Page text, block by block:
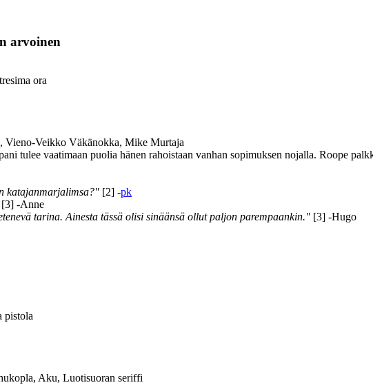
arvoinen
ora
Vieno-Veikko Väkänokka, Mike Murtaja
tulee vaatimaan puolia hänen rahoistaan vanhan sopimuksen nojalla. Roope
katajanmarjalimsa?" [2] -pk
[3] -Anne
tarina. Ainesta tässä olisi sinäänsä ollut paljon parempaankin." [3] -Hugo
pistola
Aku, Luotisuoran seriffi